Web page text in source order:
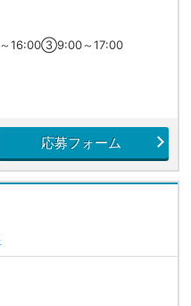
16:00③9:00～17:00
応募フォーム